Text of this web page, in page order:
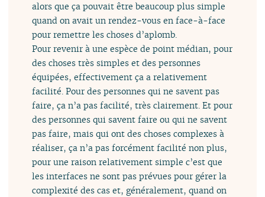
alors que ça pouvait être beaucoup plus simple
quand on avait un rendez-vous en face-à-face
pour remettre les choses d’aplomb.
Pour revenir à une espèce de point médian, pour
des choses très simples et des personnes
équipées, effectivement ça a relativement
facilité. Pour des personnes qui ne savent pas
faire, ça n’a pas facilité, très clairement. Et pour
des personnes qui savent faire ou qui ne savent
pas faire, mais qui ont des choses complexes à
réaliser, ça n’a pas forcément facilité non plus,
pour une raison relativement simple c’est que
les interfaces ne sont pas prévues pour gérer la
complexité des cas et, généralement, quand on